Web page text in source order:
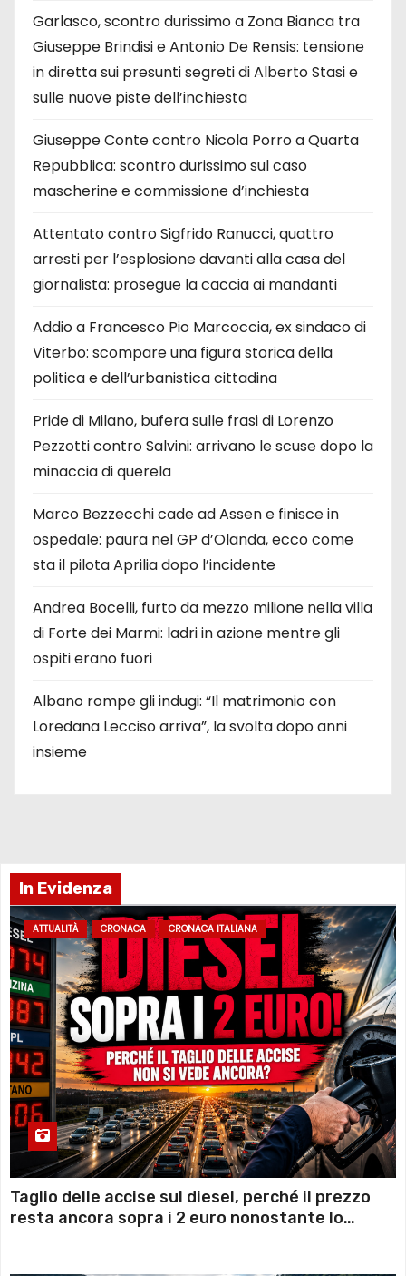
Garlasco, scontro durissimo a Zona Bianca tra
Giuseppe Brindisi e Antonio De Rensis: tensione
in diretta sui presunti segreti di Alberto Stasi e
sulle nuove piste dell’inchiesta
Giuseppe Conte contro Nicola Porro a Quarta
Repubblica: scontro durissimo sul caso
mascherine e commissione d’inchiesta
Attentato contro Sigfrido Ranucci, quattro
arresti per l’esplosione davanti alla casa del
giornalista: prosegue la caccia ai mandanti
Addio a Francesco Pio Marcoccia, ex sindaco di
Viterbo: scompare una figura storica della
politica e dell’urbanistica cittadina
Pride di Milano, bufera sulle frasi di Lorenzo
Pezzotti contro Salvini: arrivano le scuse dopo la
minaccia di querela
Marco Bezzecchi cade ad Assen e finisce in
ospedale: paura nel GP d’Olanda, ecco come
sta il pilota Aprilia dopo l’incidente
Andrea Bocelli, furto da mezzo milione nella villa
di Forte dei Marmi: ladri in azione mentre gli
ospiti erano fuori
Albano rompe gli indugi: “Il matrimonio con
Loredana Lecciso arriva”, la svolta dopo anni
insieme
In Evidenza
ATTUALITÀ CRONACA CRONACA ITALIANA
Taglio delle accise sul diesel, perché il prezzo
resta ancora sopra i 2 euro nonostante lo